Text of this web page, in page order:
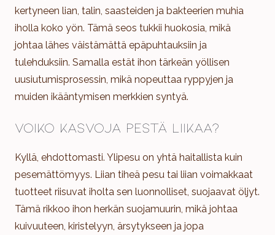
kertyneen lian, talin, saasteiden ja bakteerien muhia
iholla koko yön. Tämä seos tukkii huokosia, mikä
johtaa lähes väistämättä epäpuhtauksiin ja
tulehduksiin. Samalla estät ihon tärkeän yöllisen
uusiutumisprosessin, mikä nopeuttaa ryppyjen ja
muiden ikääntymisen merkkien syntyä.
Voiko kasvoja pestä liikaa?
Kyllä, ehdottomasti. Ylipesu on yhtä haitallista kuin
pesemättömyys. Liian tiheä pesu tai liian voimakkaat
tuotteet riisuvat iholta sen luonnolliset, suojaavat öljyt.
Tämä rikkoo ihon herkän suojamuurin, mikä johtaa
kuivuuteen, kiristelyyn, ärsytykseen ja jopa